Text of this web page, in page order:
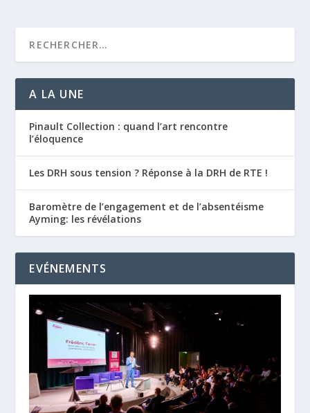
A LA UNE
Pinault Collection : quand l’art rencontre
l’éloquence
Les DRH sous tension ? Réponse à la DRH de RTE !
Baromètre de l’engagement et de l’absentéisme
Ayming: les révélations
EVÉNEMENTS